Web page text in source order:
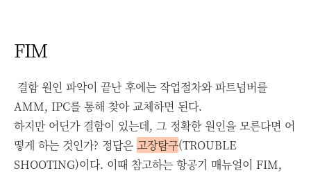
FIM
결함 원인 파악이 끝난 후에는 작업절차와 파트넘버를
AMM, IPC를 통해 찾아 교체하면 된다.
하지만 어딘가 결함이 있는데, 그 정확한 원인을 모른다면 어
떻게 하는 것인가? 정답은 고장탐구(TROUBLE
SHOOTING)이다. 이때 참고하는 항공기 매뉴얼이 FIM,